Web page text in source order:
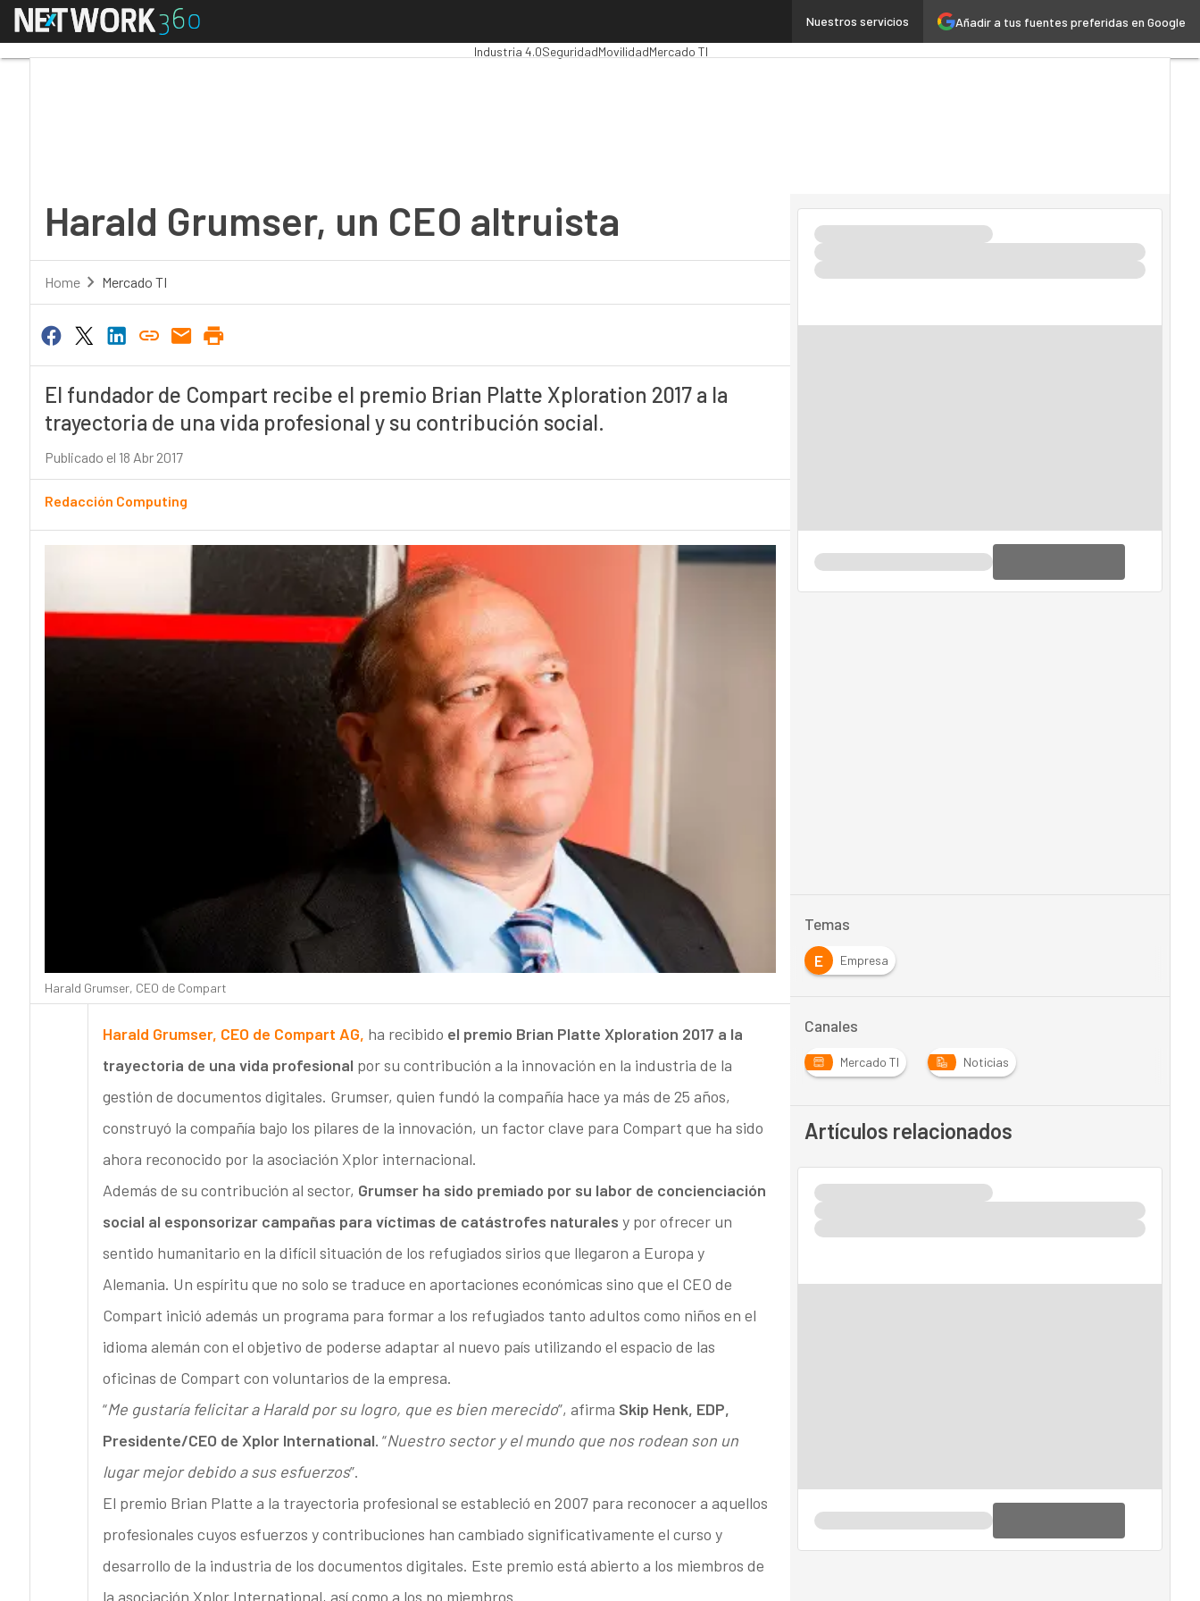
Añadir a tus fuentes preferidas en Google
Nuestros servicios
Menú CloudInteligencia Artificial
Industria 4.0SeguridadMovilidadMercado TI
Harald Grumser, un CEO altruista
Home Mercado TI
El fundador de Compart recibe el premio Brian Platte Xploration 2017 a la
trayectoria de una vida profesional y su contribución social.
Publicado el 18 Abr 2017
Redacción Computing
Harald Grumser, CEO de Compart
Harald Grumser, CEO de Compart AG, ha recibido el premio Brian Platte Xploration 2017 a la
trayectoria de una vida profesional por su contribución a la innovación en la industria de la
gestión de documentos digitales. Grumser, quien fundó la compañía hace ya más de 25 años,
construyó la compañía bajo los pilares de la innovación, un factor clave para Compart que ha sido
ahora reconocido por la asociación Xplor internacional.
Además de su contribución al sector, Grumser ha sido premiado por su labor de concienciación
social al esponsorizar campañas para víctimas de catástrofes naturales y por ofrecer un
sentido humanitario en la difícil situación de los refugiados sirios que llegaron a Europa y
Alemania. Un espíritu que no solo se traduce en aportaciones económicas sino que el CEO de
Compart inició además un programa para formar a los refugiados tanto adultos como niños en el
idioma alemán con el objetivo de poderse adaptar al nuevo país utilizando el espacio de las
oficinas de Compart con voluntarios de la empresa.
“Me gustaría felicitar a Harald por su logro, que es bien merecido”, afirma Skip Henk, EDP,
Presidente/CEO de Xplor International. “Nuestro sector y el mundo que nos rodean son un
lugar mejor debido a sus esfuerzos”.
El premio Brian Platte a la trayectoria profesional se estableció en 2007 para reconocer a aquellos
profesionales cuyos esfuerzos y contribuciones han cambiado significativamente el curso y
desarrollo de la industria de los documentos digitales. Este premio está abierto a los miembros de
la asociación Xplor International, así como a los no miembros.
Temas
E
Empresa
Canales
Mercado TI Noticias
Artículos relacionados